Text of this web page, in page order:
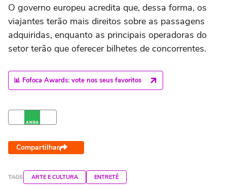
O governo europeu acredita que, dessa forma, os
viajantes terão mais direitos sobre as passagens
adquiridas, enquanto as principais operadoras do
setor terão que oferecer bilhetes de concorrentes.
📊 Fofoca Awards: vote nos seus favoritos
Compartilhar
TAGS ARTE E CULTURA ENTRETÊ